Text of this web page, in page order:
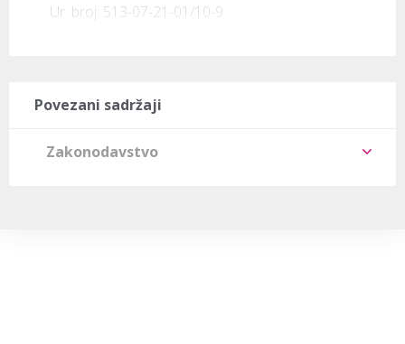
Ur. broj: 513-07-21-01/10-9
Povezani sadržaji
Zakonodavstvo